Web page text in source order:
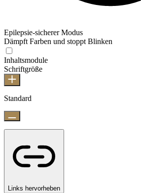
Epilepsie-sicherer Modus
Dämpft Farben und stoppt Blinken
Inhaltsmodule
Schriftgröße
Standard
Links hervorheben